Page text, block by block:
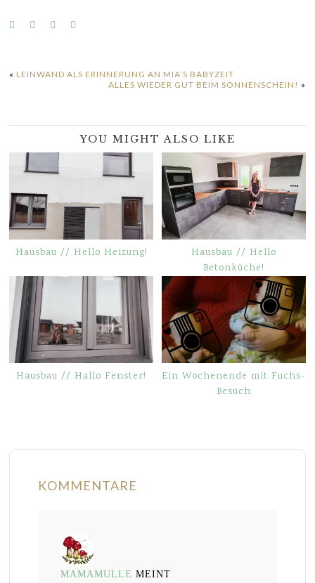
« LEINWAND ALS ERINNERUNG AN MIA’S BABYZEIT
ALLES WIEDER GUT BEIM SONNENSCHEIN! »
YOU MIGHT ALSO LIKE
Hausbau // Hello Heizung!
Hausbau // Hello
Betonküche!
Hausbau // Hallo Fenster!
Ein Wochenende mit Fuchs-
Besuch
KOMMENTARE
MAMAMULLE MEINT